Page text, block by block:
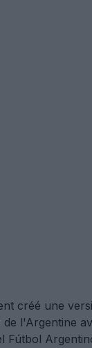
créé une
de l'Argentine
Fútbol